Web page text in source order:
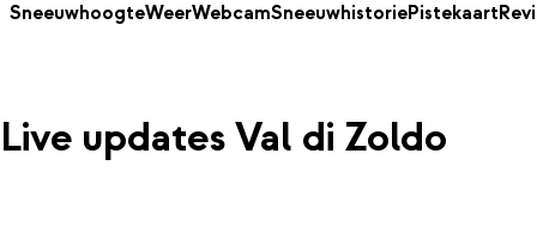
SneeuwhoogteWeerWebcamSneeuwhistoriePistekaart
Live updates Val di Zoldo